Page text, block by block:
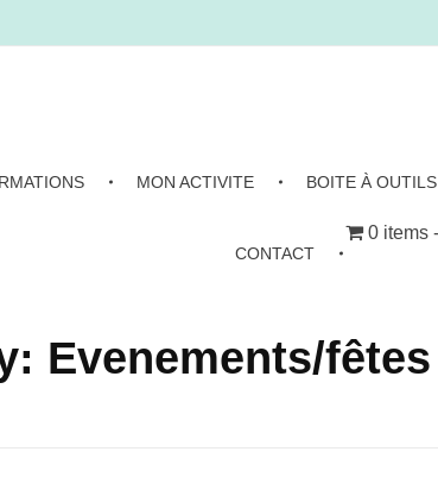
MON ACTIVITE BOITE À OUTILS
CONTACT
0 items
Evenements/fêtes